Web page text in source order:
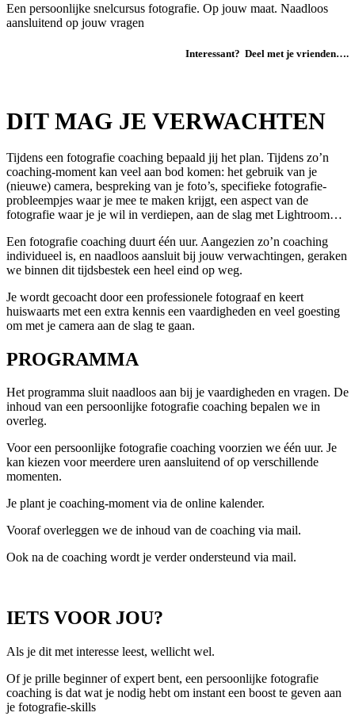
Een persoonlijke snelcursus fotografie. Op jouw maat. Naadloos
aansluitend op jouw vragen
Interessant? Deel met je vrienden….
DIT MAG JE VERWACHTEN
Tijdens een fotografie coaching bepaald jij het plan. Tijdens zo’n
coaching-moment kan veel aan bod komen: het gebruik van je
(nieuwe) camera, bespreking van je foto’s, specifieke fotografie-
probleempjes waar je mee te maken krijgt, een aspect van de
fotografie waar je je wil in verdiepen, aan de slag met Lightroom…
Een fotografie coaching duurt één uur. Aangezien zo’n coaching
individueel is, en naadloos aansluit bij jouw verwachtingen, geraken
we binnen dit tijdsbestek een heel eind op weg.
Je wordt gecoacht door een professionele fotograaf en keert
huiswaarts met een extra kennis een vaardigheden en veel goesting
om met je camera aan de slag te gaan.
PROGRAMMA
Het programma sluit naadloos aan bij je vaardigheden en vragen. De
inhoud van een persoonlijke fotografie coaching bepalen we in
overleg.
Voor een persoonlijke fotografie coaching voorzien we één uur. Je
kan kiezen voor meerdere uren aansluitend of op verschillende
momenten.
Je plant je coaching-moment via de online kalender.
Vooraf overleggen we de inhoud van de coaching via mail.
Ook na de coaching wordt je verder ondersteund via mail.
IETS VOOR JOU?
Als je dit met interesse leest, wellicht wel.
Of je prille beginner of expert bent, een persoonlijke fotografie
coaching is dat wat je nodig hebt om instant een boost te geven aan
je fotografie-skills